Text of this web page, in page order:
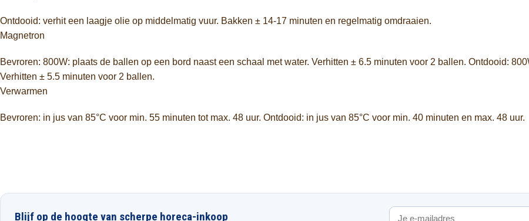
Ontdooid: verhit een laagje olie op middelmatig vuur. Bakken ± 14-17 minuten en regelmatig omdraaien.
Magnetron
Bevroren: 800W: plaats de ballen op een bord naast een schaal met water. Verhitten ± 6.5 minuten voor 2 ballen. Ontdooid:
Verhitten ± 5.5 minuten voor 2 ballen.
Verwarmen
Bevroren: in jus van 85°C voor min. 55 minuten tot max. 48 uur. Ontdooid: in jus van 85°C voor min. 40 minuten en max. 48 uur.
Blijf op de hoogte van scherpe horeca-inkoop